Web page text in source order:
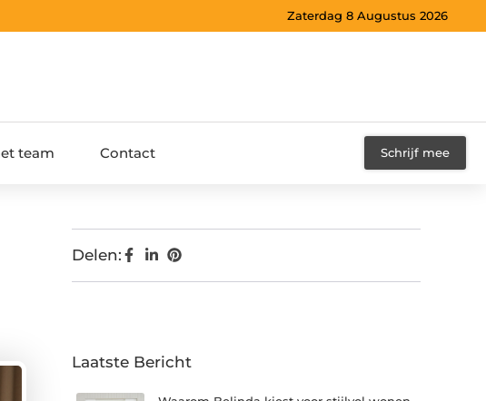
Zaterdag 8 Augustus 2026
team Contact Schrijf mee
Delen:
Laatste Bericht